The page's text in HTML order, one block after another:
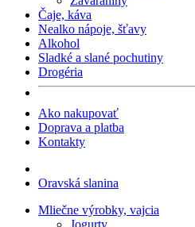
Čaje, káva
Nealko nápoje, šťavy
Alkohol
Sladké a slané pochutiny
Drogéria
Ako nakupovať
Doprava a platba
Kontakty
Oravská slanina
Mliečne výrobky, vajcia
Jogurty